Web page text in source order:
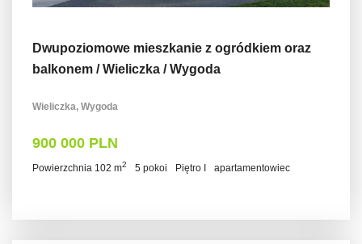
Dwupoziomowe mieszkanie z ogródkiem oraz
balkonem / Wieliczka / Wygoda
Wieliczka, Wygoda
900 000 PLN
Powierzchnia 102 m2 5 pokoi Piętro I apartamentowiec